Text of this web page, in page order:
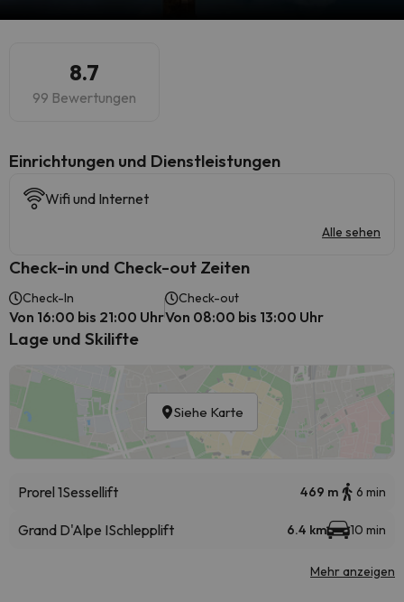
8.7
99 Bewertungen
​Einrichtungen und Dienstleistungen
Wifi und Internet
Alle sehen
Check-in und Check-out Zeiten
Check-In
Von 16:00 bis 21:00 Uhr
Check-out
Von 08:00 bis 13:00 Uhr
Lage und Skilifte
Siehe Karte
Prorel 1Sessellift 469 m 6 min
Grand D'Alpe ISchlepplift 6.4 km 10 min
Mehr anzeigen